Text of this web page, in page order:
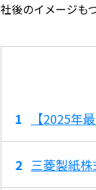
社後のイメージも
【2025年
三菱製紙株